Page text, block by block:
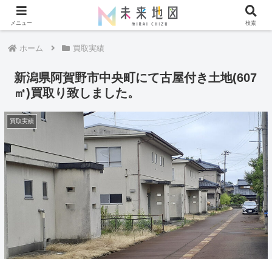
ホーム 買取実績
新潟県阿賀野市中央町にて古屋付き土地(607
㎡)買取り致しました。
買取実績
メニュー 検索